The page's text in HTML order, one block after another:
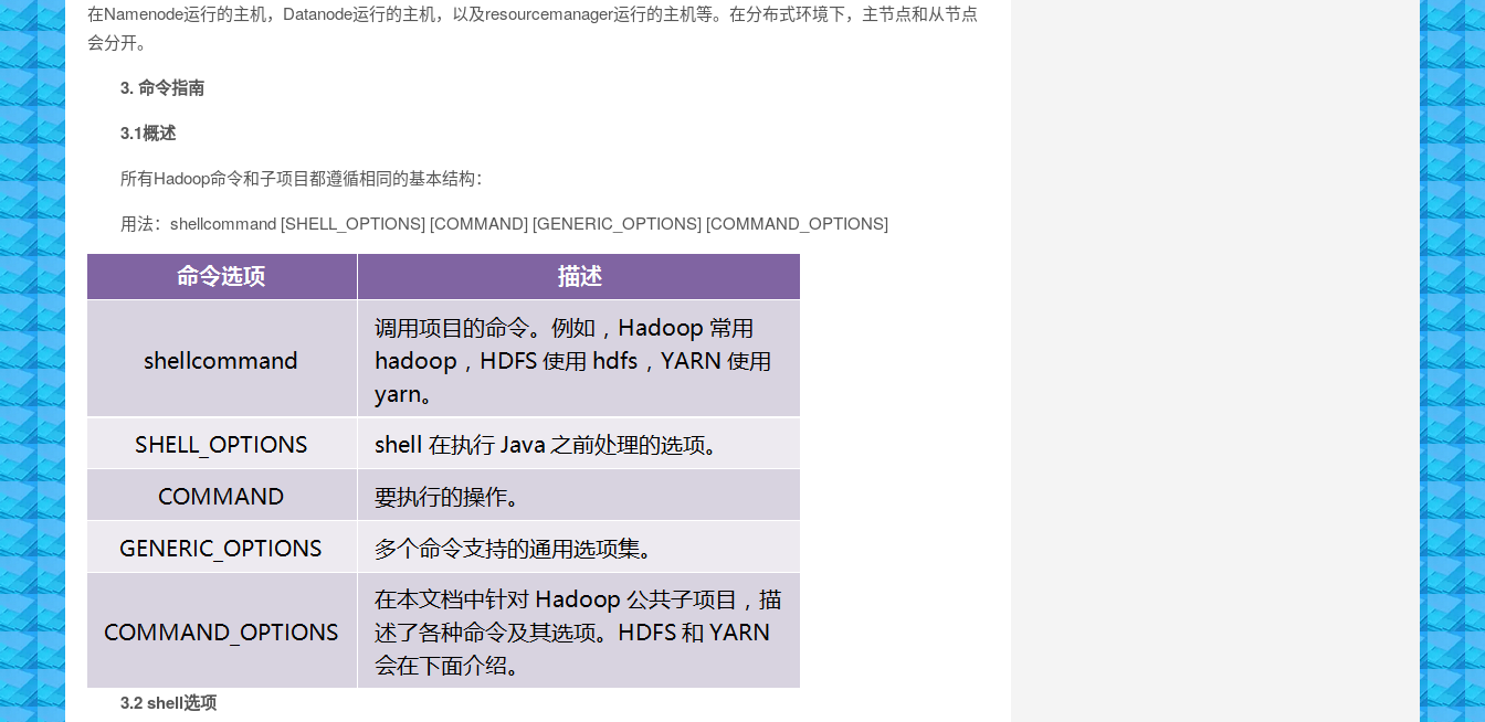
在Namenode运行的主机，Datanode运行的主机，以及resourcemanager运行的主机等。在分布式环境下，主节点和从节点
会分开。
3. 命令指南
3.1概述
所有Hadoop命令和子项目都遵循相同的基本结构：
用法：shellcommand [SHELL_OPTIONS] [COMMAND] [GENERIC_OPTIONS] [COMMAND_OPTIONS]
3.2 shell选项